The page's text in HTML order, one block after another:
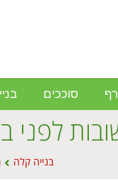
סוככים
לפני
בנייה קלה